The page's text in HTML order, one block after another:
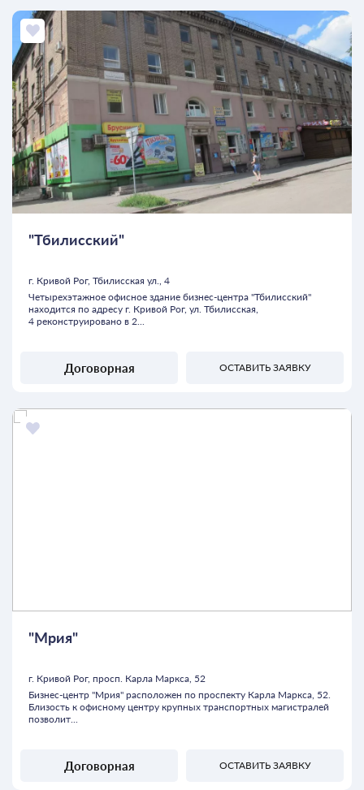
"Тбилисский"
г. Кривой Рог, Тбилисская ул., 4
Четырехэтажное офисное здание бизнес-центра "Тбилисский"
находится по адресу г. Кривой Рог, ул. Тбилисская,
4 реконструировано в 2...
Договорная ОСТАВИТЬ ЗАЯВКУ
"Мрия"
г. Кривой Рог, просп. Карла Маркса, 52
Бизнес-центр "Мрия" расположен по проспекту Карла Маркса, 52.
Близость к офисному центру крупных транспортных магистралей
позволит...
Договорная ОСТАВИТЬ ЗАЯВКУ